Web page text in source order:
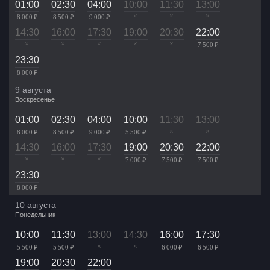
01:00
8 000 ₽
02:30
8 500 ₽
04:00
9 000 ₽
10:00
×
11:30
×
13:00
×
14:30
×
16:00
×
17:30
×
19:00
×
20:30
×
22:00
7 500 ₽
23:30
8 000 ₽
9 августа
Воскресенье
01:00
8 000 ₽
02:30
8 500 ₽
04:00
9 000 ₽
10:00
5 500 ₽
11:30
×
13:00
×
14:30
×
16:00
×
17:30
×
19:00
7 000 ₽
20:30
7 500 ₽
22:00
7 500 ₽
23:30
8 000 ₽
10 августа
Понедельник
10:00
5 500 ₽
11:30
5 500 ₽
13:00
×
14:30
×
16:00
6 000 ₽
17:30
6 500 ₽
19:00 20:30 22:00